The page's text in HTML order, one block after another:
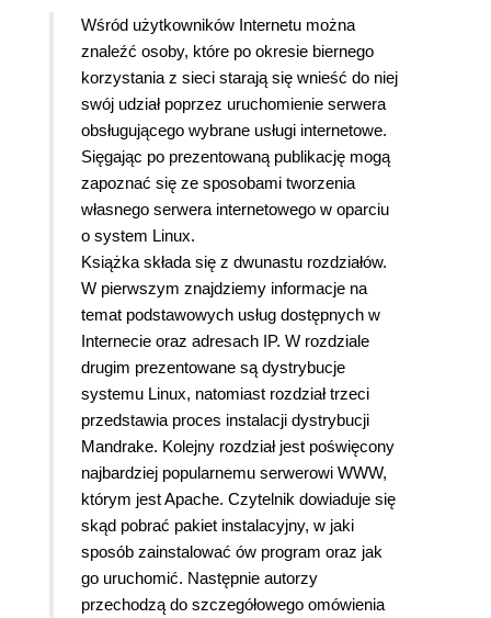
Wśród użytkowników Internetu można
znaleźć osoby, które po okresie biernego
korzystania z sieci starają się wnieść do niej
swój udział poprzez uruchomienie serwera
obsługującego wybrane usługi internetowe.
Sięgając po prezentowaną publikację mogą
zapoznać się ze sposobami tworzenia
własnego serwera internetowego w oparciu
o system Linux.
Książka składa się z dwunastu rozdziałów.
W pierwszym znajdziemy informacje na
temat podstawowych usług dostępnych w
Internecie oraz adresach IP. W rozdziale
drugim prezentowane są dystrybucje
systemu Linux, natomiast rozdział trzeci
przedstawia proces instalacji dystrybucji
Mandrake. Kolejny rozdział jest poświęcony
najbardziej popularnemu serwerowi WWW,
którym jest Apache. Czytelnik dowiaduje się
skąd pobrać pakiet instalacyjny, w jaki
sposób zainstalować ów program oraz jak
go uruchomić. Następnie autorzy
przechodzą do szczegółowego omówienia